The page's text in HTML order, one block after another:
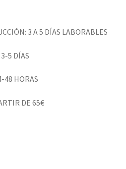
3 A 5 DÍAS LABORABLES
5 DÍAS
48 HORAS
DE 65€